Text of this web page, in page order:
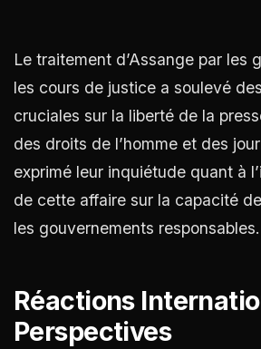
Le traitement d’Assange par les
les cours de justice a soulevé
cruciales sur la liberté de la
des droits de l’homme et des
exprimé leur inquiétude quant à
de cette affaire sur la capacité
les gouvernements responsables​​.
Réactions
Perspectives